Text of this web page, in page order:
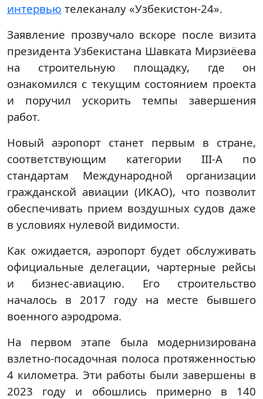
интервью телеканалу «Узбекистон-24».
Заявление прозвучало вскоре после визита
президента Узбекистана Шавката Мирзиёева
на строительную площадку, где он
ознакомился с текущим состоянием проекта
и поручил ускорить темпы завершения
работ.
Новый аэропорт станет первым в стране,
соответствующим категории III-А по
стандартам Международной организации
гражданской авиации (ИКАО), что позволит
обеспечивать прием воздушных судов даже
в условиях нулевой видимости.
Как ожидается, аэропорт будет обслуживать
официальные делегации, чартерные рейсы
и бизнес-авиацию. Его строительство
началось в 2017 году на месте бывшего
военного аэродрома.
На первом этапе была модернизирована
взлетно-посадочная полоса протяженностью
4 километра. Эти работы были завершены в
2023 году и обошлись примерно в 140